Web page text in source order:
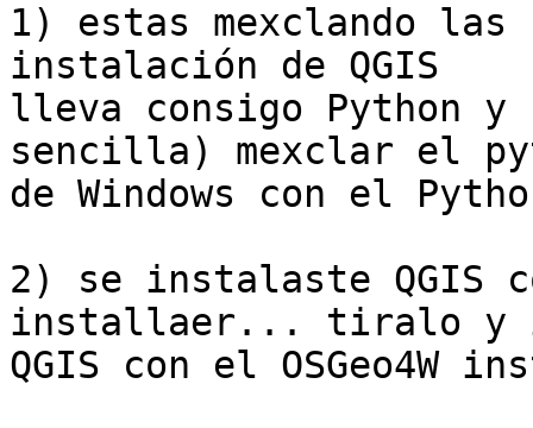
1) estas mexclando
instalación de QGIS
lleva consigo Python y
sencilla) mexclar el
de Windows con el
2) se instalaste QGIS
installaer... tiralo y
QGIS con el OSGeo4W